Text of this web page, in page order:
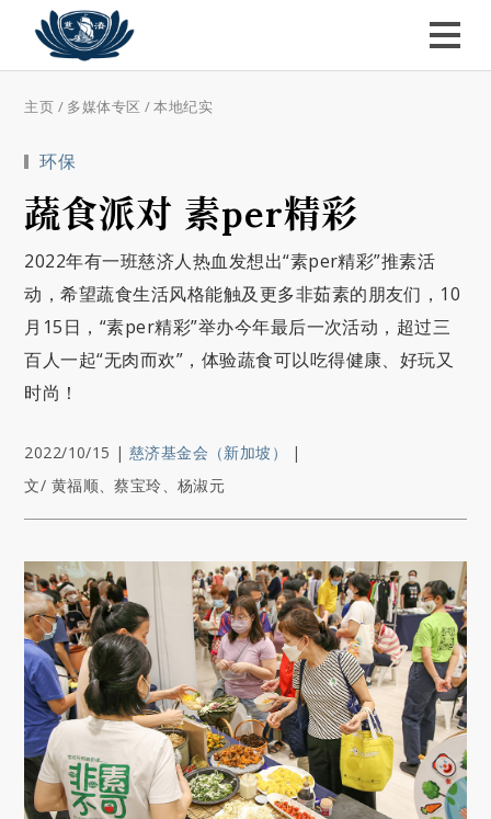
主页 / 多媒体专区 /本地纪实
环保
蔬食派对 素per精彩
2022年有一班慈济人热血发想出“素per精彩”推素活
动，希望蔬食生活风格能触及更多非茹素的朋友们，10
月15日，“素per精彩”举办今年最后一次活动，超过三
百人一起“无肉而欢”，体验蔬食可以吃得健康、好玩又
时尚！
2022/10/15 | 慈济基金会（新加坡）
|
文/ 黄福顺、蔡宝玲、杨淑元